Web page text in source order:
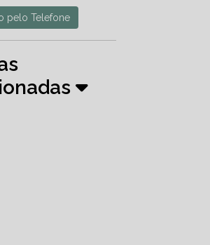
pelo Telefone